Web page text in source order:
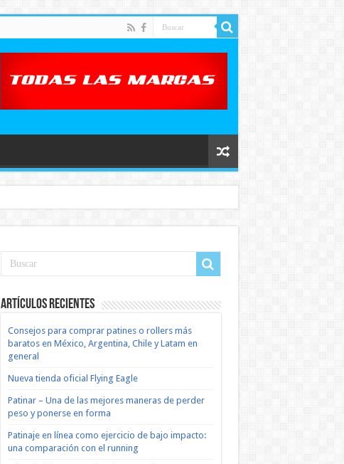
Artículos recientes
Consejos para comprar patines o rollers más
baratos en México, Argentina, Chile y Latam en
general
Nueva tienda oficial Flying Eagle
Patinar – Una de las mejores maneras de perder
peso y ponerse en forma
Patinaje en línea como ejercicio de bajo impacto:
una comparación con el running